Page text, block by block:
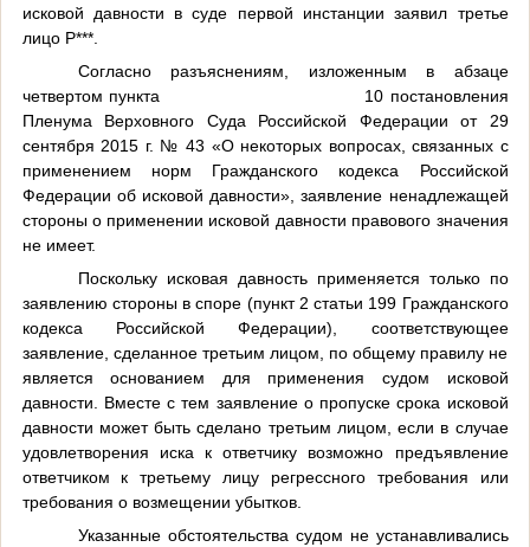
исковой давности в суде первой инстанции заявил третье
лицо Р***.
Согласно разъяснениям, изложенным в абзаце
четвертом пункта
10 постановления
Пленума Верховного Суда Российской Федерации от 29
сентября 2015 г. № 43 «О некоторых вопросах, связанных с
применением норм Гражданского кодекса Российской
Федерации об исковой давности», заявление ненадлежащей
стороны о применении исковой давности правового значения
не имеет.
Поскольку исковая давность применяется только по
заявлению стороны в споре (пункт 2 статьи 199 Гражданского
кодекса Российской Федерации), соответствующее
заявление, сделанное третьим лицом, по общему правилу не
является основанием для применения судом исковой
давности. Вместе с тем заявление о пропуске срока исковой
давности может быть сделано третьим лицом, если в случае
удовлетворения иска к ответчику возможно предъявление
ответчиком к третьему лицу регрессного требования или
требования о возмещении убытков.
Указанные обстоятельства судом не устанавливались